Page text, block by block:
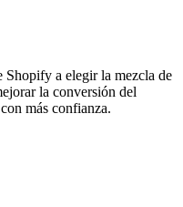
Shopify a elegir la mezcla de
la conversión del
más confianza.